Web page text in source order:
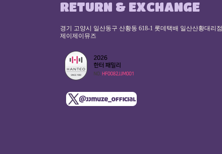
RETURN & EXCHANGE
경기 고양시 일산동구 산황동 618-1 롯데택배 일산산황대리점
제이제이뮤즈